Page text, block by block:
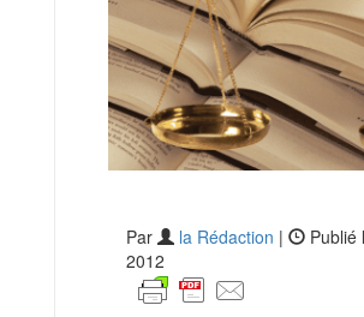
Par la Rédaction |
Publié
2012